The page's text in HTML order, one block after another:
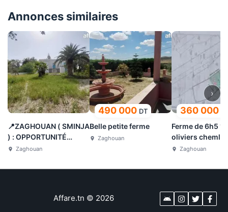
Annonces similaires
📍ZAGHOUAN ( SMINJA
) : OPPORTUNITÉ
FERME À VENDRE
Zaghouan
490 000 DT
Belle petite ferme
Zaghouan
360 000
Ferme de 6h5 1
oliviers
trois ans
Zaghouan
›
Affare.tn © 2026